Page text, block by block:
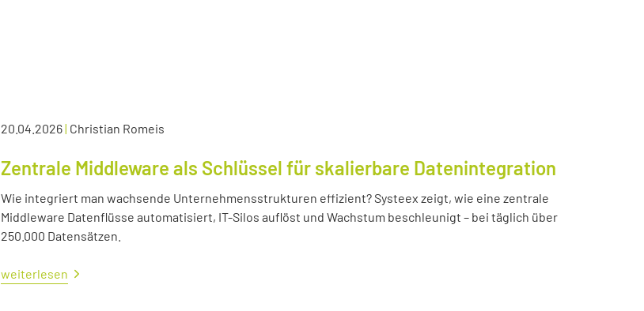
20.04.2026| Christian Romeis
Zentrale Middleware als Schlüssel für skalierbare Datenintegration
Wie integriert man wachsende Unternehmensstrukturen effizient? Systeex zeigt, wie eine zentrale
Middleware Datenflüsse automatisiert, IT-Silos auflöst und Wachstum beschleunigt – bei täglich über
250.000 Datensätzen.
weiterlesen